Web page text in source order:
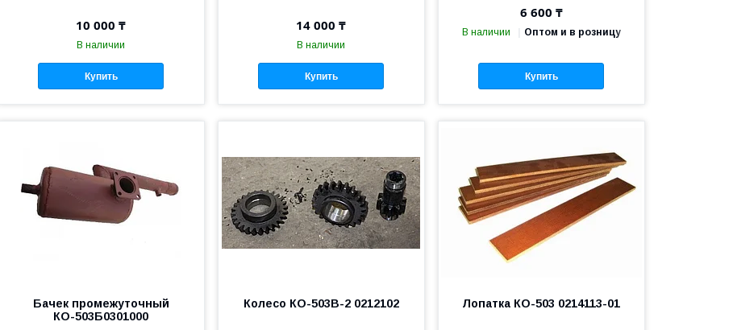
10 000 ₸
В наличии
Купить
14 000 ₸
В наличии
Купить
6 600 ₸
В наличии Оптом и в розницу
Купить
Бачек промежуточный
КО-503Б0301000
Колесо КО-503В-2 0212102 Лопатка КО-503 0214113-01